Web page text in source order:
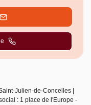
Julien-de-Concelles |
: 1 place de l'Europe -